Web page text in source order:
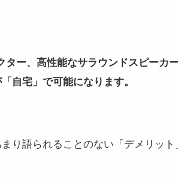
ー、高性能なサラウンドスピーカ
自宅」で可能になります。
り語られることのない「デメリッ